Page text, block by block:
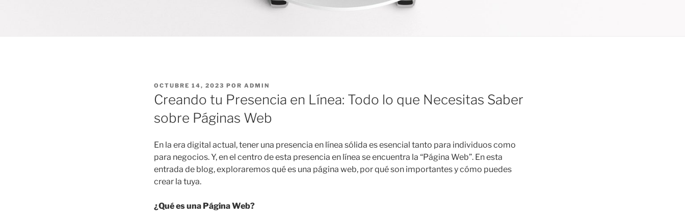
OCTUBRE 14, 2023 POR ADMIN
Creando tu Presencia en Línea: Todo lo que Necesitas Saber
sobre Páginas Web
En la era digital actual, tener una presencia en línea sólida es esencial tanto para individuos como
para negocios. Y, en el centro de esta presencia en línea se encuentra la “Página Web”. En esta
entrada de blog, exploraremos qué es una página web, por qué son importantes y cómo puedes
crear la tuya.
¿Qué es una Página Web?